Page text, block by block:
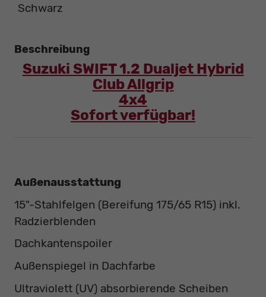
Schwarz
Beschreibung
Suzuki SWIFT 1.2 Dualjet Hybrid
Club Allgrip
4x4
Sofort verfügbar!
Außenausstattung
15"-Stahlfelgen (Bereifung 175/65 R15) inkl.
Radzierblenden
Dachkantenspoiler
Außenspiegel in Dachfarbe
Ultraviolett (UV) absorbierende Scheiben